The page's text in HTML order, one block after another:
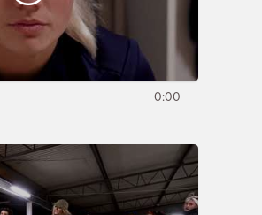
0:00